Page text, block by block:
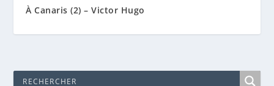
À Canaris (2) – Victor Hugo